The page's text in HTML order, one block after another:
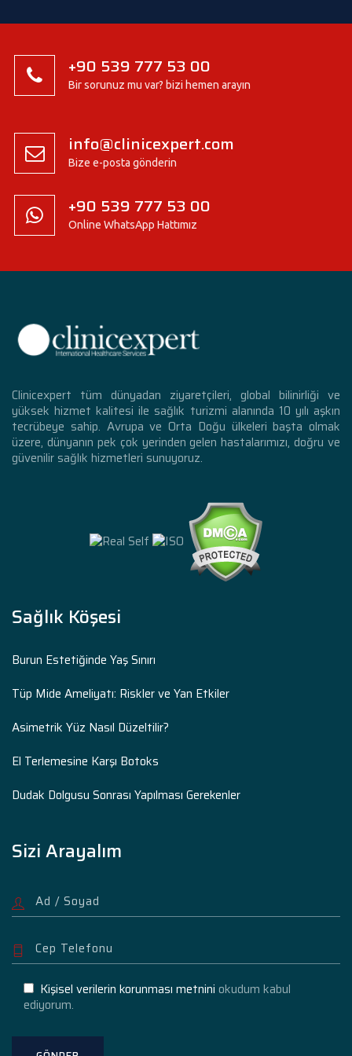
+90 539 777 53 00
Bir sorunuz mu var? bizi hemen arayın
info@clinicexpert.com
Bize e-posta gönderin
+90 539 777 53 00
Online WhatsApp Hattımız
Clinicexpert tüm dünyadan ziyaretçileri, global bilinirliği ve
yüksek hizmet kalitesi ile sağlık turizmi alanında 10 yılı aşkın
tecrübeye sahip. Avrupa ve Orta Doğu ülkeleri başta olmak
üzere, dünyanın pek çok yerinden gelen hastalarımızı, doğru ve
güvenilir sağlık hizmetleri sunuyoruz.
Sağlık Köşesi
Burun Estetiğinde Yaş Sınırı
Tüp Mide Ameliyatı: Riskler ve Yan Etkiler
Asimetrik Yüz Nasıl Düzeltilir?
El Terlemesine Karşı Botoks
Dudak Dolgusu Sonrası Yapılması Gerekenler
Sizi Arayalım
Kişisel verilerin korunması metnini okudum kabul
ediyorum.